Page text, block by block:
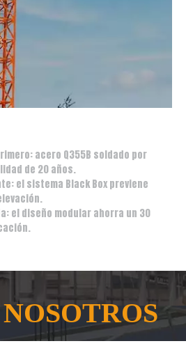
acero Q355B soldado por
de 20 años.
el sistema Black Box previene
el diseño modular ahorra un 30